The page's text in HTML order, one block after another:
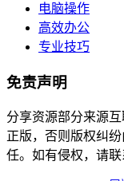
电脑操作
高效办公
专业技巧
免责声明
分享资源部分来源
正版，否则版权纠
任。如有侵权，请联